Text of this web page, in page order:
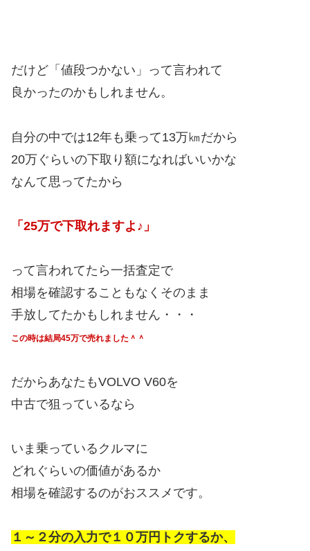
だけど「値段つかない」って言われて
良かったのかもしれません。
自分の中では12年も乗って13万㎞だから
20万ぐらいの下取り額になればいいかな
なんて思ってたから
「25万で下取れますよ♪」
って言われてたら一括査定で
相場を確認することもなくそのまま
手放してたかもしれません・・・
この時は結局45万で売れました＾＾
だからあなたもVOLVO V60を
中古で狙っているなら
いま乗っているクルマに
どれぐらいの価値があるか
相場を確認するのがおススメです。
１～２分の入力で１０万円トクするか、